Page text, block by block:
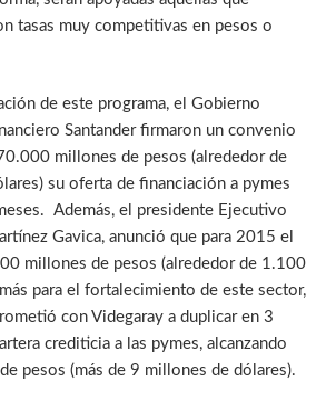
tasas muy competitivas en pesos o
de este programa, el Gobierno
Santander firmaron un convenio
millones de pesos (alrededor de
su oferta de financiación a pymes
Además, el presidente Ejecutivo
Gavica, anunció que para 2015 el
millones de pesos (alrededor de 1.100
para el fortalecimiento de este sector,
con Videgaray a duplicar en 3
crediticia a las pymes, alcanzando
pesos (más de 9 millones de dólares).